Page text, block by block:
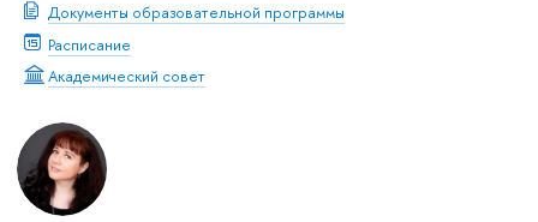
Документы образовательной программы
Расписание
Академический совет